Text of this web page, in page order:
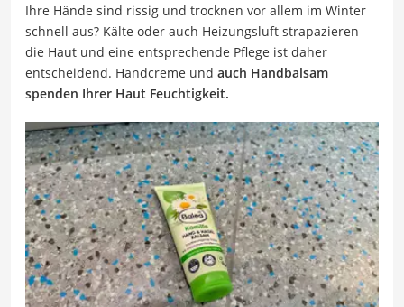
Ihre Hände sind rissig und trocknen vor allem im Winter
schnell aus? Kälte oder auch Heizungsluft strapazieren
die Haut und eine entsprechende Pflege ist daher
entscheidend. Handcreme und auch Handbalsam
spenden Ihrer Haut Feuchtigkeit.